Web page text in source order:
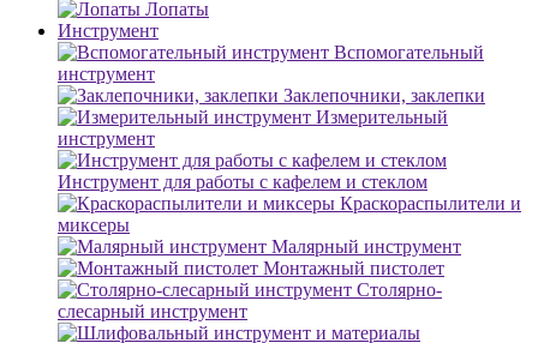
Лопаты
Инструмент
Вспомогательный
инструмент
Заклепочники, заклепки
Измерительный
инструмент
Инструмент для работы с кафелем и стеклом
Краскораспылители и
миксеры
Малярный инструмент
Монтажный пистолет
Столярно-
слесарный инструмент